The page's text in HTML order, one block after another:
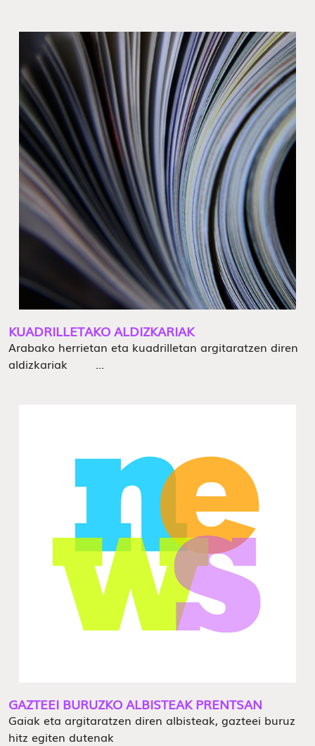
KUADRILLETAKO ALDIZKARIAK
Arabako herrietan eta kuadrilletan argitaratzen diren
aldizkariak ...
GAZTEEI BURUZKO ALBISTEAK PRENTSAN
Gaiak eta argitaratzen diren albisteak, gazteei buruz
hitz egiten dutenak